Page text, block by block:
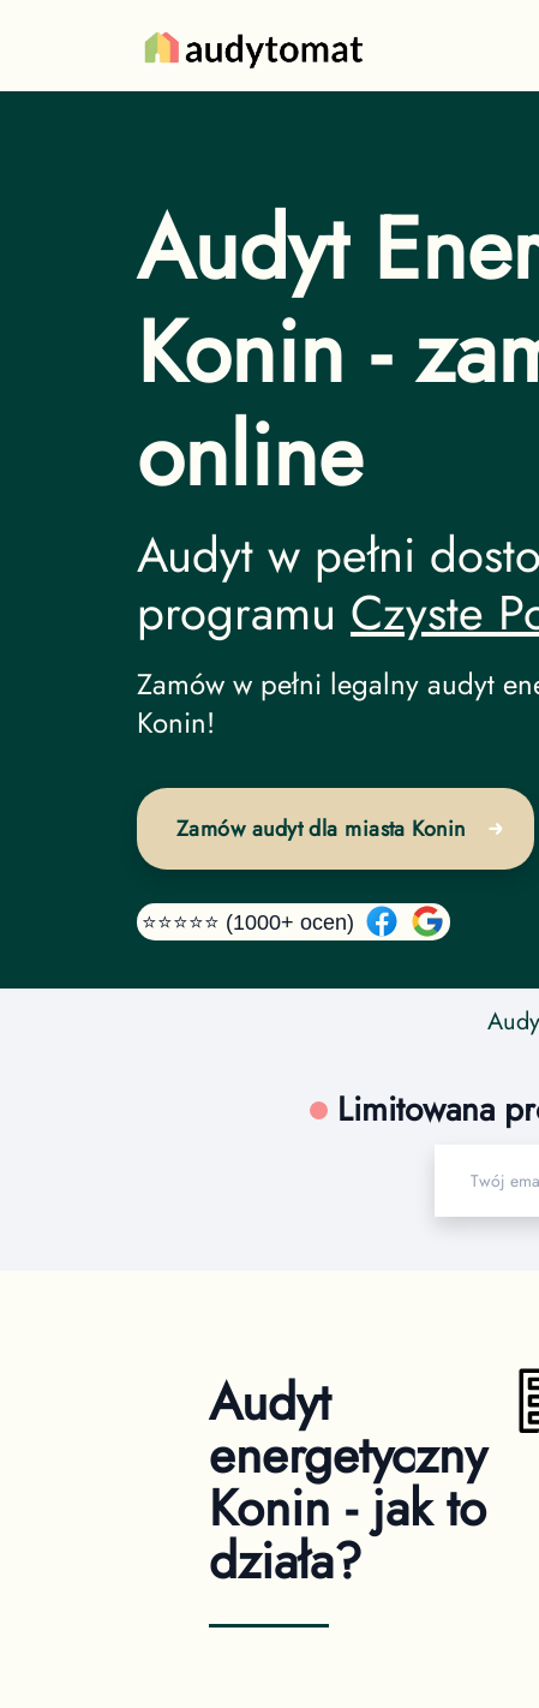
Audyt
Konin -
online
Audyt w pełni
programu Czyste
Audyt Energetyczny undefined
Zamów w pełni legalny audyt
Konin!
Zamów audyt dla miasta Konin
⭐⭐⭐⭐⭐ (1000+ ocen)
Limitowana
Audyt
energetyczny
Konin - jak to
działa?